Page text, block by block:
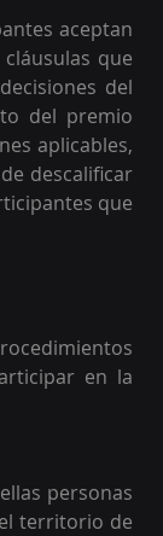
aceptan
que
del
del premio
aplicables,
descalificar
que
en la
personas
territorio de